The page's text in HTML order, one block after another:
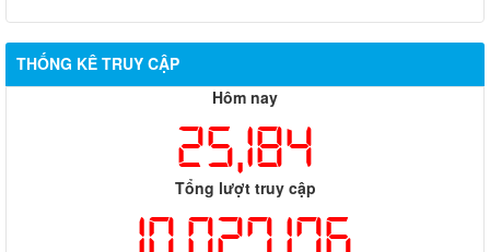
THỐNG KÊ TRUY CẬP
Hôm nay
25,184
Tổng lượt truy cập
10,027,176